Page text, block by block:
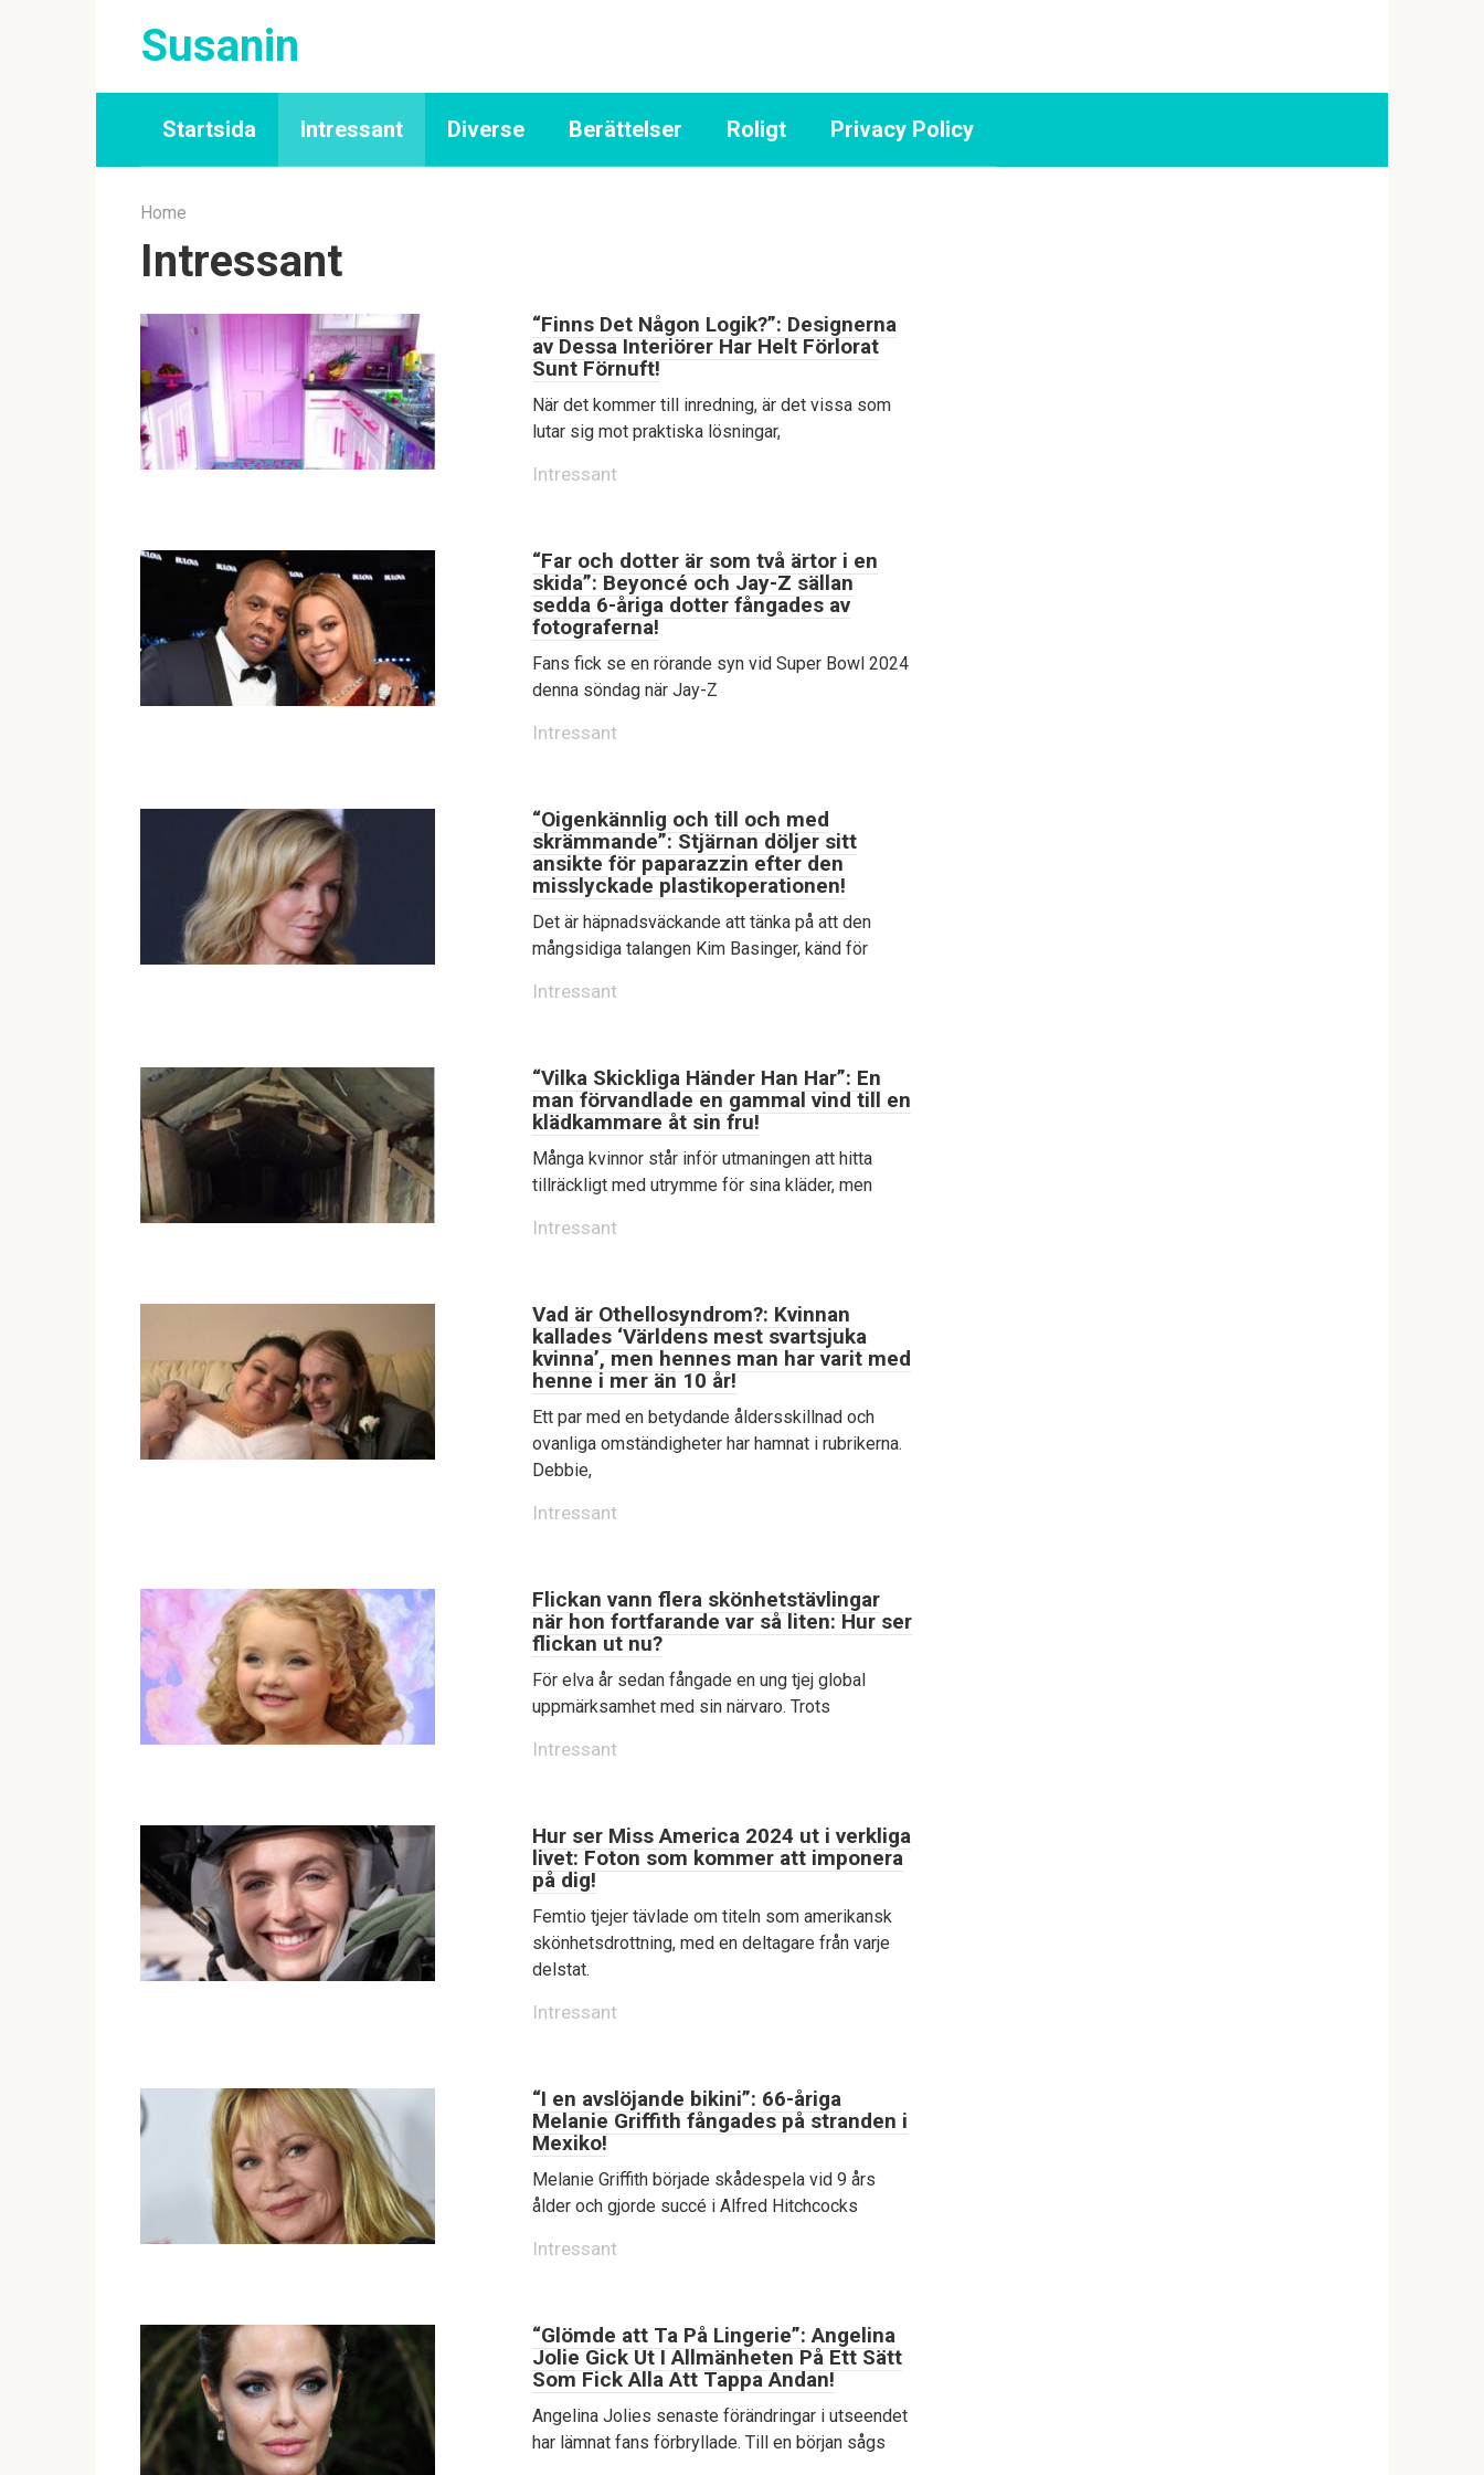
Susanin
Startsida Intressant Diverse Berättelser Roligt Privacy Policy
Home
Intressant
“Finns Det Någon Logik?”: Designerna
av Dessa Interiörer Har Helt Förlorat
Sunt Förnuft!
När det kommer till inredning, är det vissa som
lutar sig mot praktiska lösningar,
Intressant
“Far och dotter är som två ärtor i en
skida”: Beyoncé och Jay-Z sällan
sedda 6-åriga dotter fångades av
fotograferna!
Fans fick se en rörande syn vid Super Bowl 2024
denna söndag när Jay-Z
Intressant
“Oigenkännlig och till och med
skrämmande”: Stjärnan döljer sitt
ansikte för paparazzin efter den
misslyckade plastikoperationen!
Det är häpnadsväckande att tänka på att den
mångsidiga talangen Kim Basinger, känd för
Intressant
“Vilka Skickliga Händer Han Har”: En
man förvandlade en gammal vind till en
klädkammare åt sin fru!
Många kvinnor står inför utmaningen att hitta
tillräckligt med utrymme för sina kläder, men
Intressant
Vad är Othellosyndrom?: Kvinnan
kallades ‘Världens mest svartsjuka
kvinna’, men hennes man har varit med
henne i mer än 10 år!
Ett par med en betydande åldersskillnad och
ovanliga omständigheter har hamnat i rubrikerna.
Debbie,
Intressant
Flickan vann flera skönhetstävlingar
när hon fortfarande var så liten: Hur ser
flickan ut nu?
För elva år sedan fångade en ung tjej global
uppmärksamhet med sin närvaro. Trots
Intressant
Hur ser Miss America 2024 ut i verkliga
livet: Foton som kommer att imponera
på dig!
Femtio tjejer tävlade om titeln som amerikansk
skönhetsdrottning, med en deltagare från varje
delstat.
Intressant
“I en avslöjande bikini”: 66-åriga
Melanie Griffith fångades på stranden i
Mexiko!
Melanie Griffith började skådespela vid 9 års
ålder och gjorde succé i Alfred Hitchcocks
Intressant
“Glömde att Ta På Lingerie”: Angelina
Jolie Gick Ut I Allmänheten På Ett Sätt
Som Fick Alla Att Tappa Andan!
Angelina Jolies senaste förändringar i utseendet
har lämnat fans förbryllade. Till en början sågs